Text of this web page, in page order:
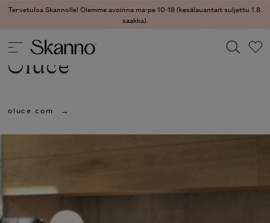
Tervetuloa Skannolle! Olemme avoinna ma-pe 10-18 (kesälauantait suljettu 1.8.
saakka).
Type 2 or more characters for results.
Oluce
oluce.com